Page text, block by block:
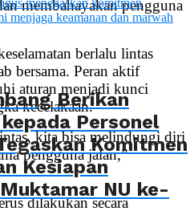
membahayakan pengguna
berlalu lintas
bersama. Peran aktif
aturan menjadi kunci
kecelakaan.
kita bisa melindungi diri
pengguna jalan,”
dilakukan secara
Berikan
Personel
Komitmen
Kesiapan
NU ke-